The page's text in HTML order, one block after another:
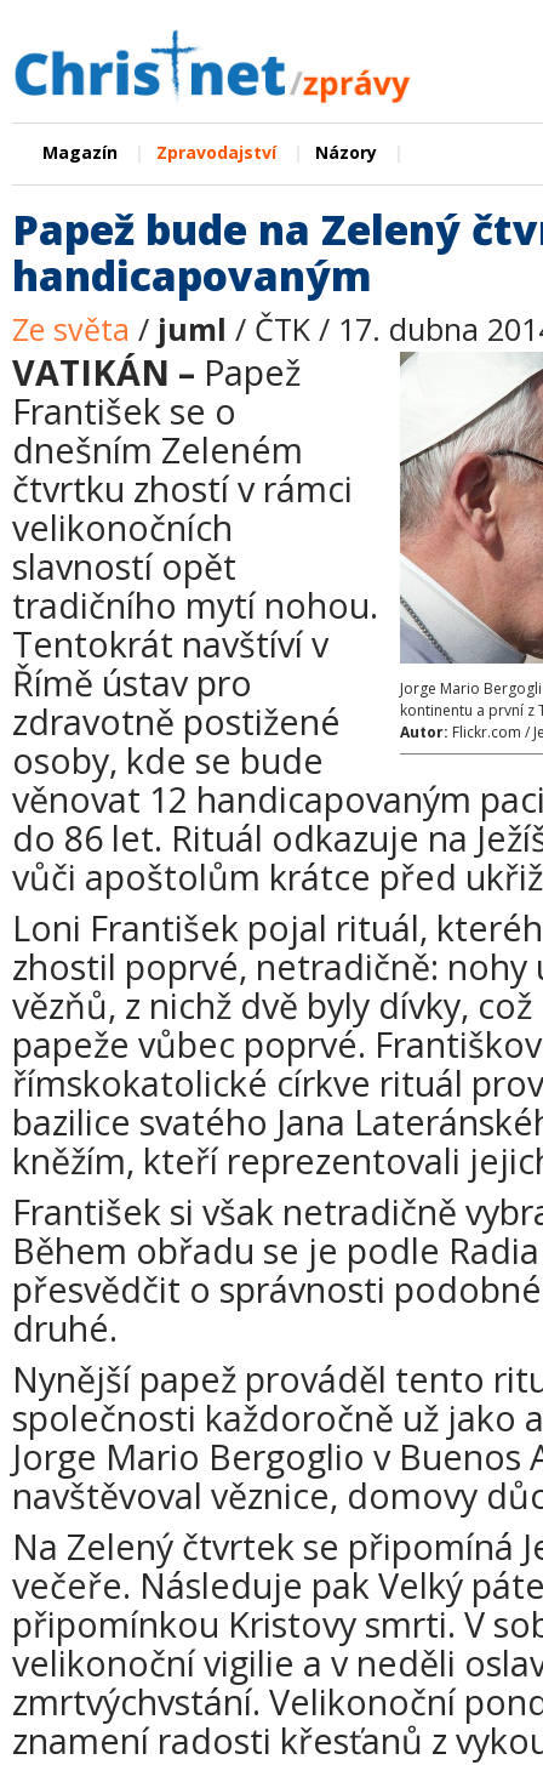
Magazín Zpravodajství Názory
Papež bude na Zelený
handicapovaným
Ze světa / juml / ČTK / 17. dubna
Jorge Mario
kontinentu a první z
Autor: Flickr.com /
VATIKÁN – Papež
František se o
dnešním Zeleném
čtvrtku zhostí v rámci
velikonočních
slavností opět
tradičního mytí nohou.
Tentokrát navštíví v
Římě ústav pro
zdravotně postižené
osoby, kde se bude
věnovat 12 handicapovaným
do 86 let. Rituál odkazuje na
vůči apoštolům krátce před
Loni František pojal rituál,
zhostil poprvé, netradičně:
vězňů, z nichž dvě byly dívky,
papeže vůbec poprvé.
římskokatolické církve rituál
bazilice svatého Jana
kněžím, kteří reprezentovali
František si však netradičně
Během obřadu se je podle
přesvědčit o správnosti
druhé.
Nynější papež prováděl tento
společnosti každoročně už jako
Jorge Mario Bergoglio v Buenos
navštěvoval věznice, domovy
Na Zelený čtvrtek se připomíná
večeře. Následuje pak Velký
připomínkou Kristovy smrti. V
velikonoční vigilie a v neděli
zmrtvýchvstání. Velikonoční
znamení radosti křesťanů z